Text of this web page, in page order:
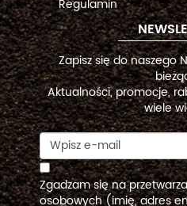
Regulamin
Zapisz się do naszego
Aktualności, promocje,
wiele
Zgadzam się na
osobowych (imię, adres